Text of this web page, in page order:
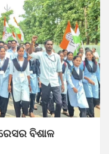
ବିଶାଳ